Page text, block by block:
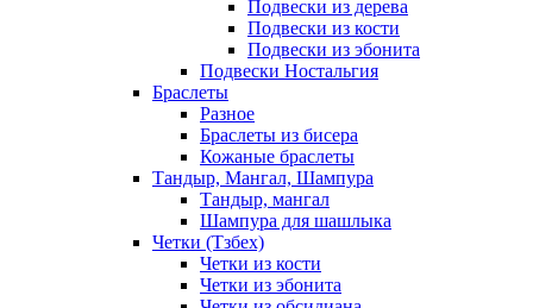
Подвески из дерева
Подвески из кости
Подвески из эбонита
Подвески Ностальгия
Браслеты
Разное
Браслеты из бисера
Кожаные браслеты
Тандыр, Мангал, Шампура
Тандыр, мангал
Шампура для шашлыка
Четки (Тзбех)
Четки из кости
Четки из эбонита